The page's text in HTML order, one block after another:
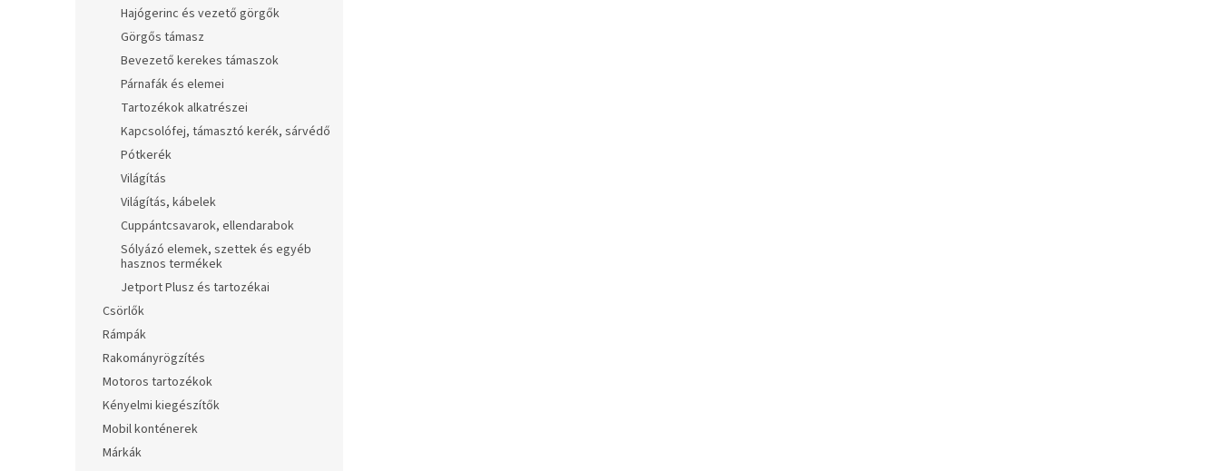
Hajógerinc és vezető görgők
Görgős támasz
Bevezető kerekes támaszok
Párnafák és elemei
Tartozékok alkatrészei
Kapcsolófej, támasztó kerék, sárvédő
Pótkerék
Világítás
Világítás, kábelek
Cuppántcsavarok, ellendarabok
Sólyázó elemek, szettek és egyéb
hasznos termékek
Jetport Plusz és tartozékai
Csörlők
Rámpák
Rakományrögzítés
Motoros tartozékok
Kényelmi kiegészítők
Mobil konténerek
Márkák